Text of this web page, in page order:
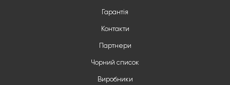
Гарантія
Контакти
Партнери
Чорний список
Виробники